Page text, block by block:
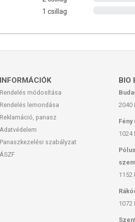
nem ajánlott!
(marhazselatin, nedvesítőszer:
zsírsav], karob), extra szűz
1 csillag
INFORMÁCIÓK
Rendelés módosítása
Rendelés lemondása
Reklamáció, panasz
Adatvédelem
Panaszkezelési szabályzat
ÁSZF
BIO
2040
1024
1152
1072